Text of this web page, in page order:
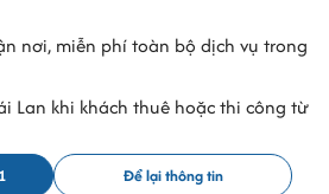
nơi, miễn phí toàn bộ dịch vụ trong
Lan khi khách thuê hoặc thi công từ
Để lại thông tin